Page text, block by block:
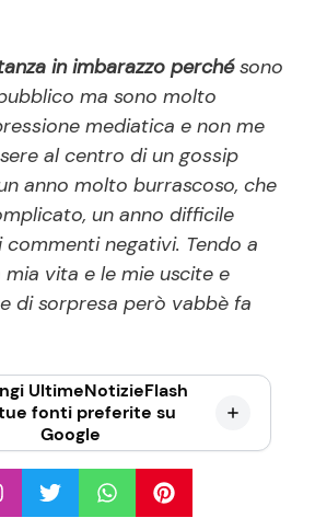
in imbarazzo perchésono
ma sono molto
mediatica e non me
al centro di un gossip
anno molto burrascoso, che
un anno difficile
negativi. Tendo a
vita e le mie uscite e
di sorpresa però vabbè fa
UltimeNotizieFlash
fonti preferite su
Google